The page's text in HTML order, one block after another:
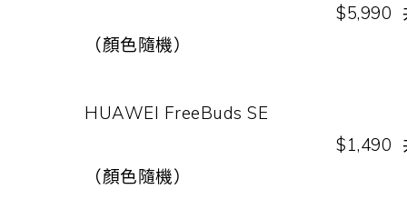
（顏色隨機）
$5,990
HUAWEI FreeBuds SE
（顏色隨機）
$1,490